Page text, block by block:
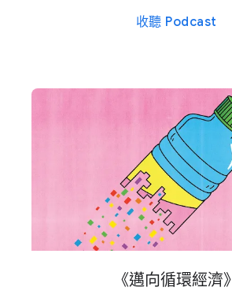
收聽 Podcast
《邁​向​循環​經濟​》